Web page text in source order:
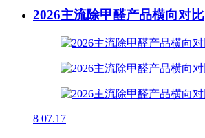
2026主流除甲醛产品横向对比
8 07.17